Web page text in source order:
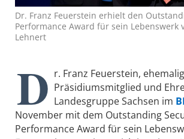
Dr. Franz Feuerstein erhielt den
Performance Award für sein Lebenswerk
Lehnert
D r. Franz Feuerstein,
Präsidiumsmitglied und
Landesgruppe Sachsen im
November mit dem Outstanding
Performance Award für sein